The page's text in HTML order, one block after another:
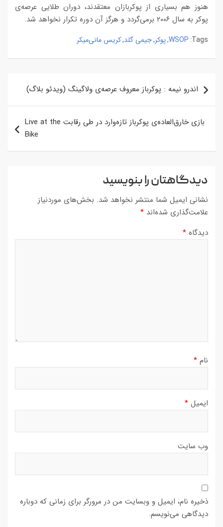
هنوز هم بسیاری از پوکربازان معتقدند، دوران طلایی عرصه‌ی
پوکر به سال ۲۰۰۶ برمی‌گردد و هرگز آن دوره تکرار نخواهد شد.
Tags:
WSOP
,پوکر,جیمی گلد,کریس مانی‌میکر
نوشتهاندرو نیمه : پوکرباز معروف عرصه‌ی ولاگینگ (ویدئو بلاگ)
بازی خارق‌العاده‌ی پوکرباز تازه‌وارد در طی رقابت Live at the
Bike
دیدگاهتان را بنویسید
نشانی ایمیل شما منتشر نخواهد شد. بخش‌های موردنیاز
علامت‌گذاری شده‌اند *
دیدگاه *
نام *
ایمیل *
وب‌ سایت
ذخیره نام، ایمیل و وبسایت من در مرورگر برای زمانی که دوباره
دیدگاهی می‌نویسم.